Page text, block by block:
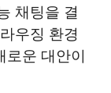
채팅을 결
우징 환경
로운 대안이